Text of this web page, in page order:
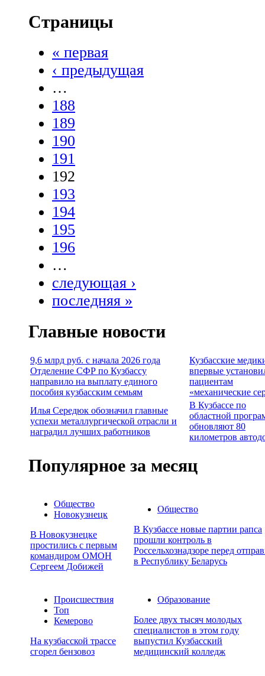
Страницы
« первая
‹ предыдущая
…
188
189
190
191
192
193
194
195
196
…
следующая ›
последняя »
Главные новости
9,6 млрд руб. с начала 2026 года
Отделение СФР по Кузбассу
направило на выплату единого
пособия кузбасским семьям
Кузбасские
впервые
пациентам
«механические
Илья Середюк обозначил главные
успехи металлургической отрасли и
наградил лучших работников
В Кузбассе по
областной
обновляют 80
километров
Популярное за месяц
Общество
Новокузнецк
В Новокузнецке
простились с первым
командиром ОМОН
Сергеем Добижей
Общество
В Кузбассе новые партии рапса
прошли контроль в
Россельхознадзоре перед
в Республику Беларусь
Происшествия
Топ
Кемерово
На кузбасской трассе
сгорел бензовоз
Образование
Более двух тысяч молодых
специалистов в этом году
выпустил Кузбасский
медицинский колледж